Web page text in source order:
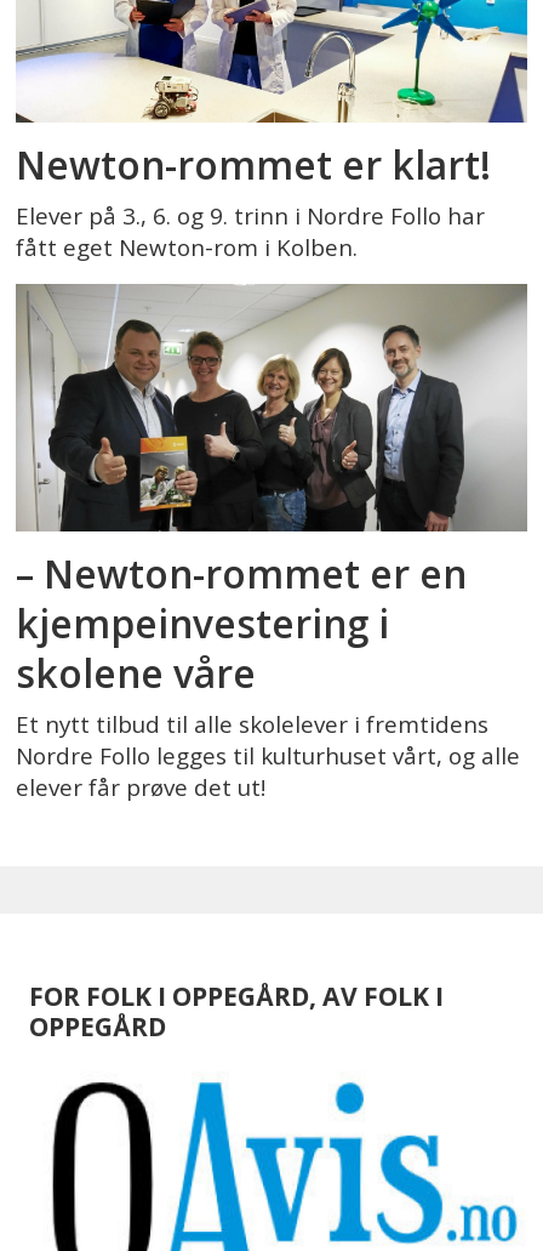
Newton-rommet er klart!
Elever på 3., 6. og 9. trinn i Nordre Follo har
fått eget Newton-rom i Kolben.
– Newton-rommet er en
kjempeinvestering i
skolene våre
Et nytt tilbud til alle skolelever i fremtidens
Nordre Follo legges til kulturhuset vårt, og alle
elever får prøve det ut!
FOR FOLK I OPPEGÅRD, AV FOLK I
OPPEGÅRD